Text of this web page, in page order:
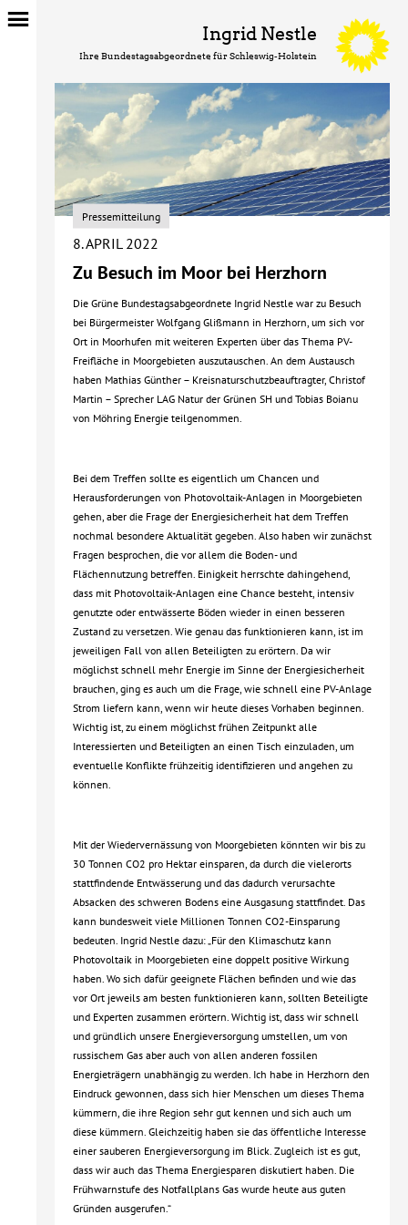
Ingrid Nestle
Ihre Bundestagsabgeordnete für Schleswig-Holstein
Pressemitteilung
8. APRIL 2022
Zu Besuch im Moor bei Herzhorn
Die Grüne Bundestagsabgeordnete Ingrid Nestle war zu Besuch
bei Bürgermeister Wolfgang Glißmann in Herzhorn, um sich vor
Ort in Moorhufen mit weiteren Experten über das Thema PV-
Freifläche in Moorgebieten auszutauschen. An dem Austausch
haben Mathias Günther – Kreisnaturschutzbeauftragter, Christof
Martin – Sprecher LAG Natur der Grünen SH und Tobias Boianu
von Möhring Energie teilgenommen.
Bei dem Treffen sollte es eigentlich um Chancen und
Herausforderungen von Photovoltaik-Anlagen in Moorgebieten
gehen, aber die Frage der Energiesicherheit hat dem Treffen
nochmal besondere Aktualität gegeben. Also haben wir zunächst
Fragen besprochen, die vor allem die Boden- und
Flächennutzung betreffen. Einigkeit herrschte dahingehend,
dass mit Photovoltaik-Anlagen eine Chance besteht, intensiv
genutzte oder entwässerte Böden wieder in einen besseren
Zustand zu versetzen. Wie genau das funktionieren kann, ist im
jeweiligen Fall von allen Beteiligten zu erörtern. Da wir
möglichst schnell mehr Energie im Sinne der Energiesicherheit
brauchen, ging es auch um die Frage, wie schnell eine PV-Anlage
Strom liefern kann, wenn wir heute dieses Vorhaben beginnen.
Wichtig ist, zu einem möglichst frühen Zeitpunkt alle
Interessierten und Beteiligten an einen Tisch einzuladen, um
eventuelle Konflikte frühzeitig identifizieren und angehen zu
können.
Mit der Wiedervernässung von Moorgebieten könnten wir bis zu
30 Tonnen CO2 pro Hektar einsparen, da durch die vielerorts
stattfindende Entwässerung und das dadurch verursachte
Absacken des schweren Bodens eine Ausgasung stattfindet. Das
kann bundesweit viele Millionen Tonnen CO2-Einsparung
bedeuten. Ingrid Nestle dazu: „Für den Klimaschutz kann
Photovoltaik in Moorgebieten eine doppelt positive Wirkung
haben. Wo sich dafür geeignete Flächen befinden und wie das
vor Ort jeweils am besten funktionieren kann, sollten Beteiligte
und Experten zusammen erörtern. Wichtig ist, dass wir schnell
und gründlich unsere Energieversorgung umstellen, um von
russischem Gas aber auch von allen anderen fossilen
Energieträgern unabhängig zu werden. Ich habe in Herzhorn den
Eindruck gewonnen, dass sich hier Menschen um dieses Thema
kümmern, die ihre Region sehr gut kennen und sich auch um
diese kümmern. Gleichzeitig haben sie das öffentliche Interesse
einer sauberen Energieversorgung im Blick. Zugleich ist es gut,
dass wir auch das Thema Energiesparen diskutiert haben. Die
Frühwarnstufe des Notfallplans Gas wurde heute aus guten
Gründen ausgerufen.“